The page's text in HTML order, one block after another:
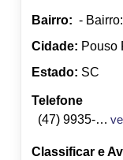
Bairro: -
Cidade: Pouso
Estado: SC
Telefone
(47) 9935-4946
Classificar e